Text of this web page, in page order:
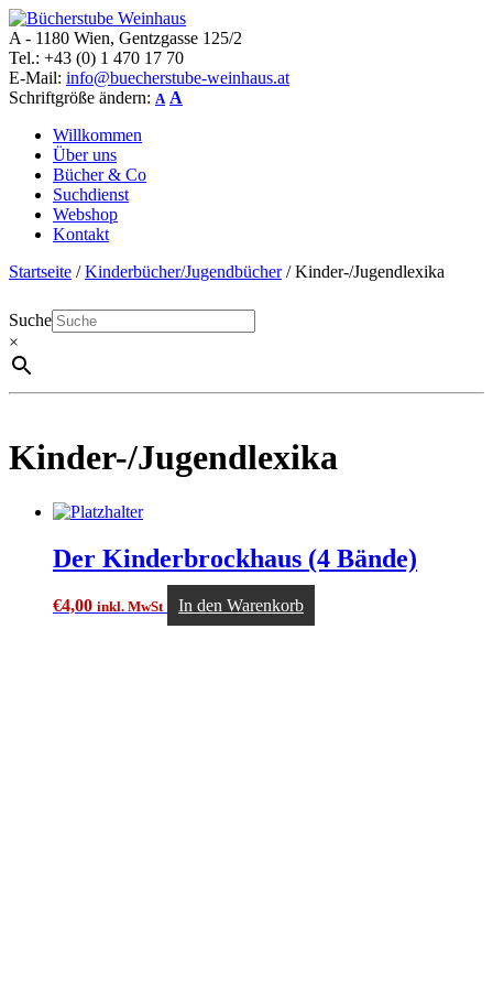
Bücherstube Weinhaus
Verkauf von seltenen antiquarischen und alten, teilweise noch
verlagsneuen Bücher.
A - 1180 Wien, Gentzgasse 125/2
Tel.: +43 (0) 1 470 17 70
E-Mail: info@buecherstube-weinhaus.at
Schriftgröße ändern: A A
Willkommen
Über uns
Bücher & Co
Suchdienst
Webshop
Kontakt
Startseite /Kinderbücher/Jugendbücher/ Kinder-/Jugendlexika
Suche
×
Kinder-/Jugendlexika
Der Kinderbrockhaus (4 Bände)
€4,00 inkl. MwSt In den Warenkorb